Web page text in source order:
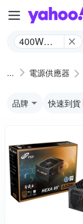
400W以
電源供應器
品牌 快速到貨